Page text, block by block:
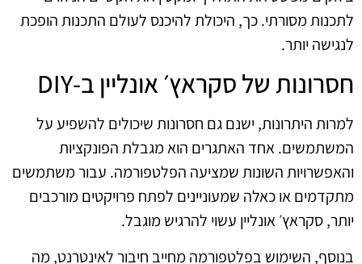
לתכנות מסורתי. כך, היכולת להיכנס לעולם התכנות הופכת
לנגישה יותר.
חסרונות של סקראץ׳ אונליין ב‑DIY
למרות היתרונות, ישנם גם חסרונות שיכולים להשפיע על
המשתמשים. אחד האתגרים הוא מגבלת הפונקציות
והאפשרויות השונות שמציעה הפלטפורמה. עבור משתמשים
מתקדמים או כאלה שמעוניינים לפתח פרויקטים מורכבים
יותר, סקראץ׳ אונליין עשוי להרגיש מוגבל.
בנוסף, השימוש בפלטפורמה מחייב חיבור לאינטרנט, מה